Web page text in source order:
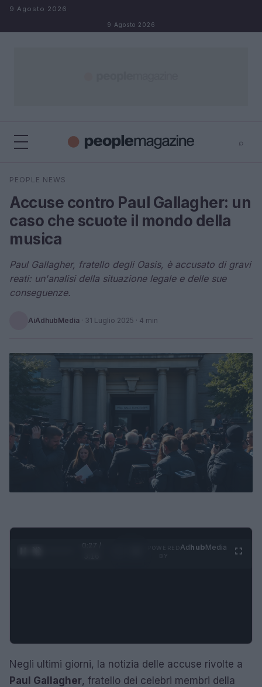
Salta al contenuto
9 Agosto 2026
9 Agosto 2026
⌕
Cerca
PEOPLE NEWS
Accuse contro Paul Gallagher: un
caso che scuote il mondo della
musica
Paul Gallagher, fratello degli Oasis, è accusato di gravi
reati: un'analisi della situazione legale e delle sue
conseguenze.
AiAdhubMedia · 31 Luglio 2025 · 4 min
0:28 /
AdhubMedia
Negli ultimi giorni, la notizia delle accuse rivolte a
Paul Gallagher, fratello dei celebri membri della